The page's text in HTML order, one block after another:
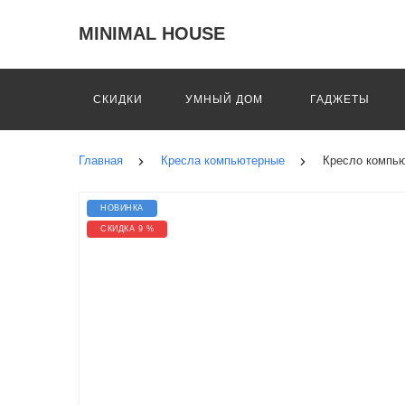
MINIMAL HOUSE
СКИДКИ УМНЫЙ ДОМ ГАДЖЕТЫ
Главная Кресла компьютерные Кресло
НОВИНКА
СКИДКА 9 %